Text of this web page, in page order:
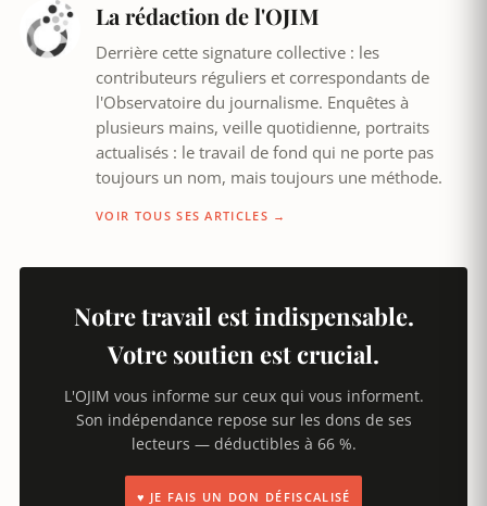
La rédaction de l'OJIM
Derrière cette signature collective : les
contributeurs réguliers et correspondants de
l'Observatoire du journalisme. Enquêtes à
plusieurs mains, veille quotidienne, portraits
actualisés : le travail de fond qui ne porte pas
toujours un nom, mais toujours une méthode.
VOIR TOUS SES ARTICLES →
Notre travail est indispensable.
Votre soutien est crucial.
L'OJIM vous informe sur ceux qui vous informent.
Son indépendance repose sur les dons de ses
lecteurs — déductibles à 66 %.
♥ JE FAIS UN DON DÉFISCALISÉ